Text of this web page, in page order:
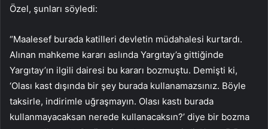
Özel, şunları söyledi:
“Maalesef burada katilleri devletin müdahalesi kurtardı.
Alınan mahkeme kararı aslında Yargıtay’a gittiğinde
Yargıtay’ın ilgili dairesi bu kararı bozmuştu. Demişti ki,
‘Olası kast dışında bir şey burada kullanamazsınız. Böyle
taksirle, indirimle uğraşmayın. Olası kastı burada
kullanmayacaksan nerede kullanacaksın?’ diye bir bozma